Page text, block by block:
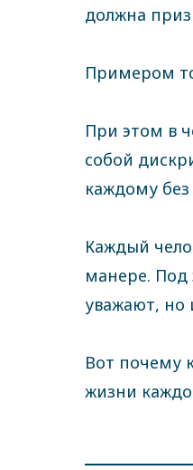
должна
Примером
При этом в
собой
каждому
Каждый
манере. Под
уважают, но
Вот почему
жизни